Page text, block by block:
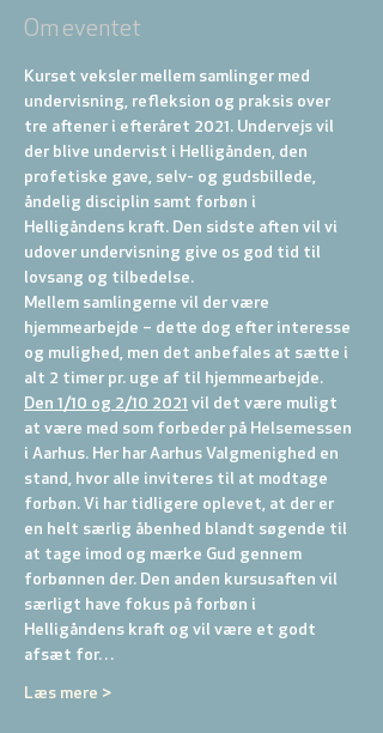
Om eventet
Kurset veksler mellem samlinger med
undervisning, refleksion og praksis over
tre aftener i efteråret 2021. Undervejs vil
der blive undervist i Helligånden, den
profetiske gave, selv- og gudsbillede,
åndelig disciplin samt forbøn i
Helligåndens kraft. Den sidste aften vil vi
udover undervisning give os god tid til
lovsang og tilbedelse.
Mellem samlingerne vil der være
hjemmearbejde – dette dog efter interesse
og mulighed, men det anbefales at sætte i
alt 2 timer pr. uge af til hjemmearbejde.
Den 1/10 og 2/10 2021 vil det være muligt
at være med som forbeder på Helsemessen
i Aarhus. Her har Aarhus Valgmenighed en
stand, hvor alle inviteres til at modtage
forbøn. Vi har tidligere oplevet, at der er
en helt særlig åbenhed blandt søgende til
at tage imod og mærke Gud gennem
forbønnen der. Den anden kursusaften vil
særligt have fokus på forbøn i
Helligåndens kraft og vil være et godt
afsæt for…
Læs mere >